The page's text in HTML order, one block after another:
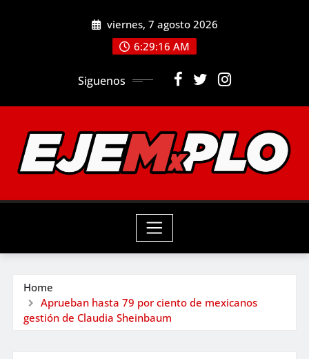
viernes, 7 agosto 2026
6:29:18 AM
Siguenos
Home
Aprueban hasta 79 por ciento de mexicanos
gestión de Claudia Sheinbaum